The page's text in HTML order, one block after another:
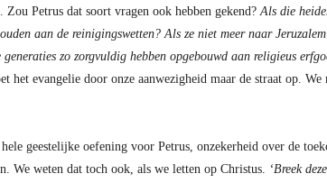
Zou Petrus dat soort vragen ook hebben gekend?Als die
aan de reinigingswetten? Als ze niet meer naar
zo zorgvuldig hebben opgebouwd aan religieus
het evangelie door onze aanwezigheid maar de straat op.
geestelijke oefening voor Petrus, onzekerheid over de
We weten dat toch ook, als we letten op Christus. ‘Breek